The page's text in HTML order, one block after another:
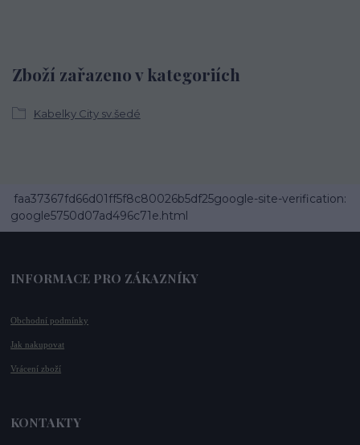
Zboží zařazeno v kategoriích
Kabelky City sv.šedé
faa37367fd66d01ff5f8c80026b5df25google-site-verification:
google5750d07ad496c71e.html
INFORMACE PRO ZÁKAZNÍKY
Obchodní podmínky
Jak nakupovat
Vrácení zboží
KONTAKTY